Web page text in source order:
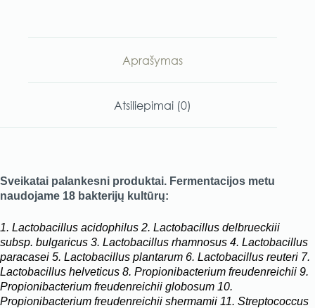
Aprašymas
Atsiliepimai (0)
Sveikatai palankesni produktai. Fermentacijos metu
naudojame 18 bakterijų kultūrų:
1. Lactobacillus acidophilus 2. Lactobacillus delbrueckiii
subsp. bulgaricus 3. Lactobacillus rhamnosus 4. Lactobacillus
paracasei 5. Lactobacillus plantarum 6. Lactobacillus reuteri 7.
Lactobacillus helveticus 8. Propionibacterium freudenreichii 9.
Propionibacterium freudenreichii globosum 10.
Propionibacterium freudenreichii shermamii 11. Streptococcus